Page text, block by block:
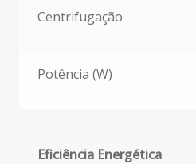
Centrifugação
Potência (W)
Eficiência Energética